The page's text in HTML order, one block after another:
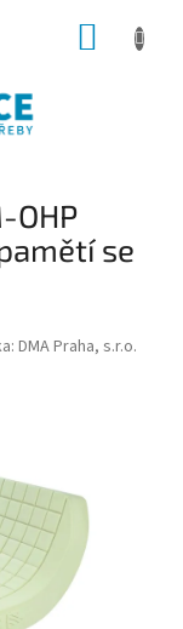
OHP
se
DMA Praha, s.r.o.